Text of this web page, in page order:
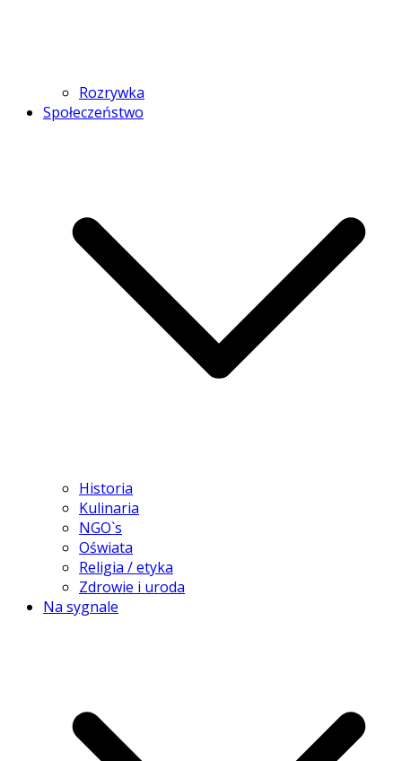
Rozrywka
Społeczeństwo
Historia
Kulinaria
NGO`s
Oświata
Religia / etyka
Zdrowie i uroda
Na sygnale